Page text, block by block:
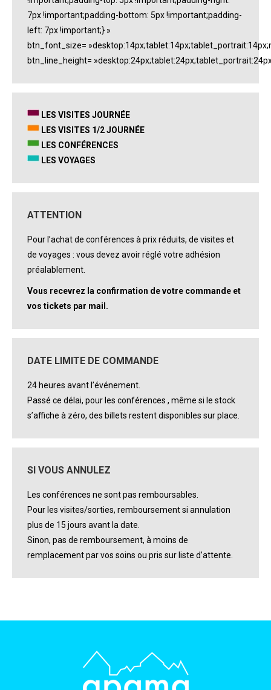
7px !important;padding-bottom: 5px !important;padding-
left: 7px !important;} »
btn_font_size=
btn_line_height=
LES VISITES JOURNÉE
LES VISITES 1/2 JOURNÉE
LES CONFÉRENCES
LES VOYAGES
ATTENTION
Pour l’achat de conférences à prix réduits, de visites et
de voyages : vous devez avoir réglé votre adhésion
préalablement.
Vous recevrez la confirmation de votre commande et
vos tickets par mail.
DATE LIMITE DE COMMANDE
24 heures avant l’événement.
Passé ce délai, pour les conférences , même si le stock
s’affiche à zéro, des billets restent disponibles sur place.
SI VOUS ANNULEZ
Les conférences ne sont pas remboursables.
Pour les visites/sorties, remboursement si annulation
plus de 15 jours avant la date.
Sinon, pas de remboursement, à moins de
remplacement par vos soins ou pris sur liste d’attente.